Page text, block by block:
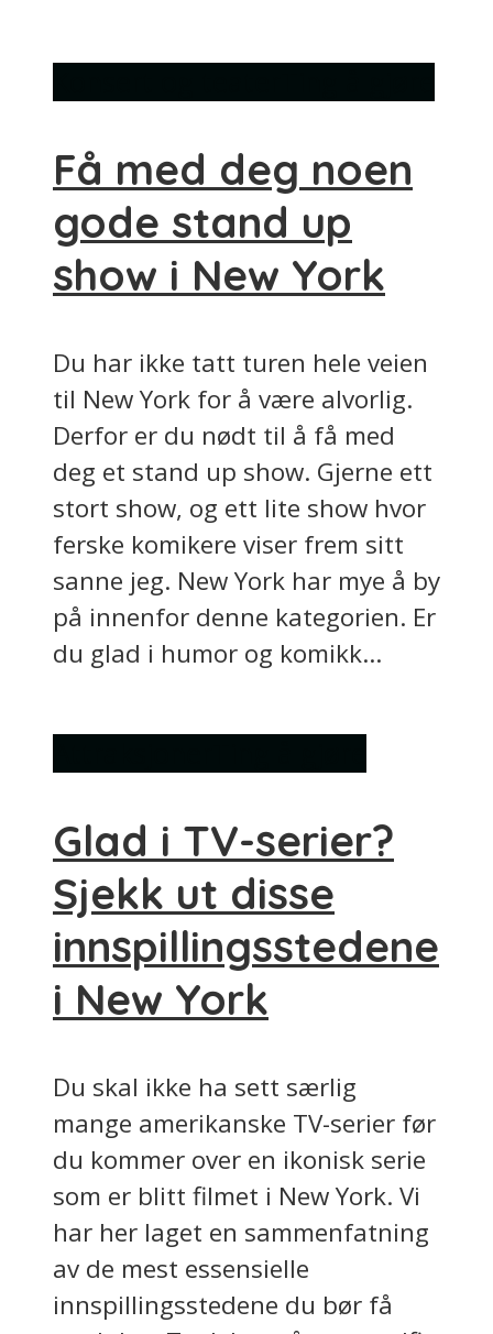
Få med deg noen
gode stand up
show i New York
Du har ikke tatt turen hele veien
til New York for å være alvorlig.
Derfor er du nødt til å få med
deg et stand up show. Gjerne ett
stort show, og ett lite show hvor
ferske komikere viser frem sitt
sanne jeg. New York har mye å by
på innenfor denne kategorien. Er
du glad i humor og komikk...
Glad i TV-serier?
Sjekk ut disse
innspillingsstedene
i New York
Du skal ikke ha sett særlig
mange amerikanske TV-serier før
du kommer over en ikonisk serie
som er blitt filmet i New York. Vi
har her laget en sammenfatning
av de mest essensielle
innspillingsstedene du bør få